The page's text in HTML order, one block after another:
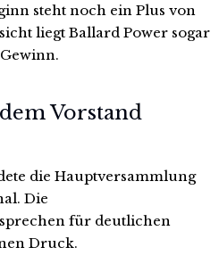
steht noch ein Plus von
liegt Ballard Power sogar
Vorstand
die Hauptversammlung
Die
für deutlichen
Druck.